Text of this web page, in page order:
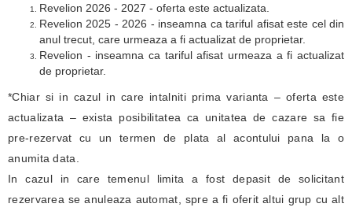
Revelion 2026 - 2027 - oferta este actualizata.
Revelion 2025 - 2026 - inseamna ca tariful afisat este cel din
anul trecut, care urmeaza a fi actualizat de proprietar.
Revelion - inseamna ca tariful afisat urmeaza a fi actualizat
de proprietar.
*Chiar si in cazul in care intalniti prima varianta – oferta este
actualizata – exista posibilitatea ca unitatea de cazare sa fie
pre-rezervat cu un termen de plata al acontului pana la o
anumita data.
In cazul in care temenul limita a fost depasit de solicitant
rezervarea se anuleaza automat, spre a fi oferit altui grup cu alt